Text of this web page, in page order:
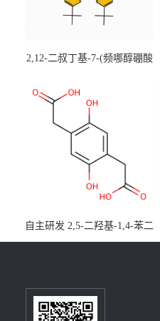
2,12-二叔丁基-7-(频哪醇硼酸
[3,2,1-de]蒽CAS号2648896-
装，实验室现货直发
自主研发 2,5-二羟基-1,4-苯二
乙酸CAS号5488-16-4；公斤
百公斤级可供应